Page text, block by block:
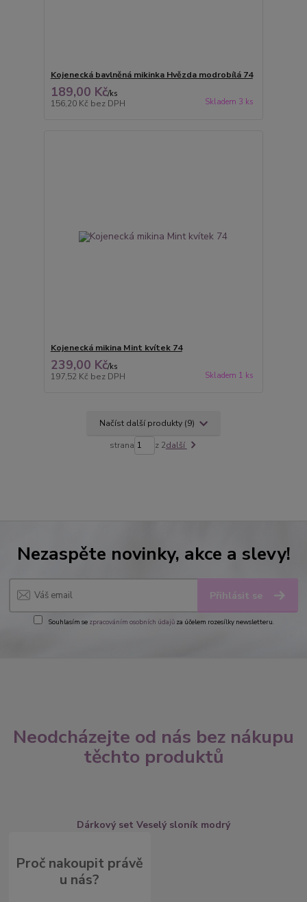
Kojenecká bavlněná mikinka Hvězda modrobílá 74
189,00 Kč/ks
156,20 Kč bez DPH Skladem 3 ks
Kojenecká mikina Mint kvítek 74
239,00 Kč/ks
197,52 Kč bez DPH Skladem 1 ks
Načíst další produkty (9)
strana z 2další
Nezaspěte novinky, akce a slevy!
Přihlásit se
Souhlasím se zpracováním osobních údajůza účelem rozesílky newsletteru.
Neodcházejte od nás bez nákupu
těchto produktů
Dárkový set Veselý sloník modrý
Proč nakoupit právě
u nás?